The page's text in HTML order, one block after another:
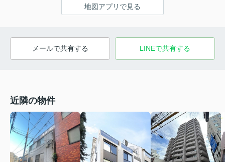
地図アプリで見る
メールで共有する LINEで共有する
近隣の物件